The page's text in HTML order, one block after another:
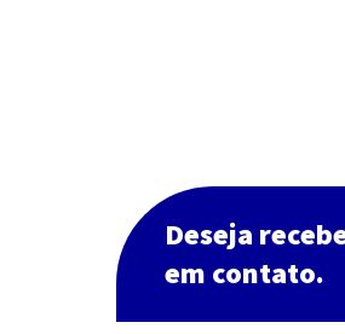
Deseja
em contato.